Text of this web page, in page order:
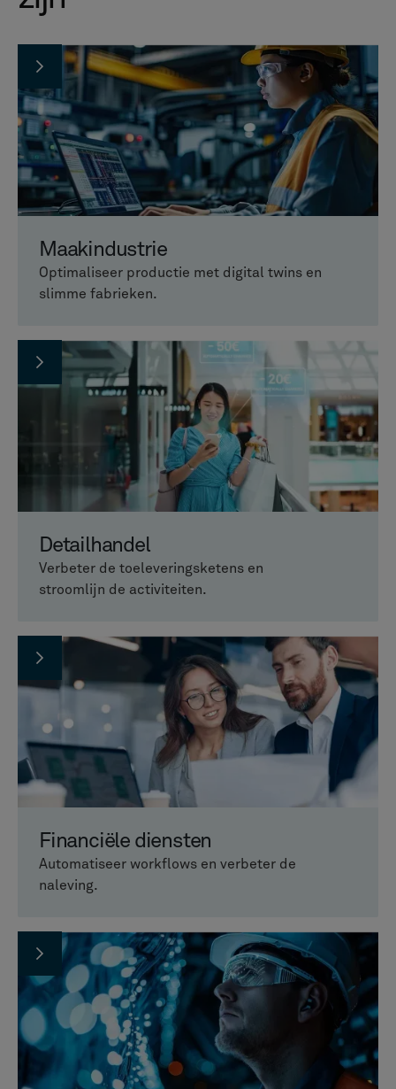
Maakindustrie
Optimaliseer productie met digital twins en
slimme fabrieken.
Detailhandel
Verbeter de toeleveringsketens en
stroomlijn de activiteiten.
Financiële diensten
Automatiseer workflows en verbeter de
naleving.